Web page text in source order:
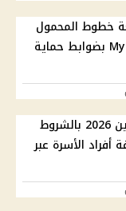
خطوط المحمول
المسجلة باسمك عبر My NTRA بضوابط حماية
خطوات تحديث بطاقة التموين 2026 بالشروط
أفراد الأسرة عبر